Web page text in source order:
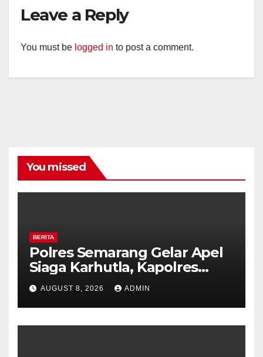
Leave a Reply
You must be logged in to post a comment.
You missed
BERITA
Polres Semarang Gelar Apel
Siaga Karhutla, Kapolres
Tekankan Sinergi dan
Kesiapsiagaan Hadapi Musim
Kemarau.
AUGUST 8, 2026 ADMIN